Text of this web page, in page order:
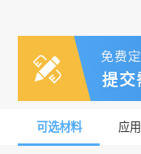
可选材料 应